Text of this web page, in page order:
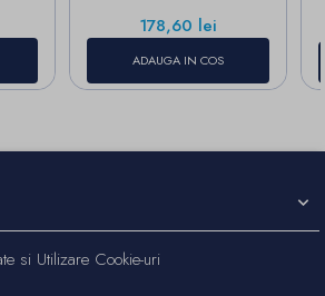
Pret
178,60 lei
ADAUGA IN COS
si Utilizare Cookie-uri